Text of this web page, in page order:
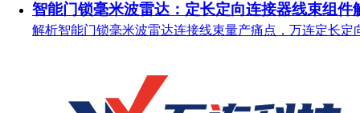
智能门锁毫米波雷达：定长定向连接器线束组件
解析智能门锁毫米波雷达连接线束量产痛点，万连定长定